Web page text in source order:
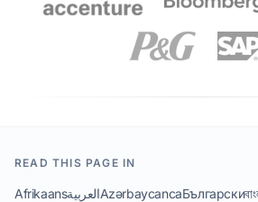
READ THIS PAGE IN
AfrikaansالعربيةAzərbaycancaБългарски